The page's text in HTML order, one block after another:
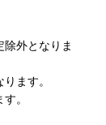
外となりま
ます。
。